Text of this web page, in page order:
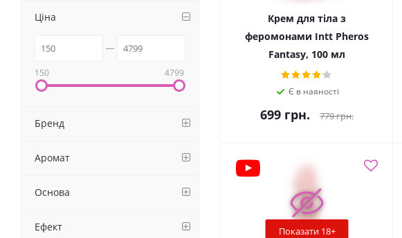
Крем для тіла з
феромонами Intt Pheros
Fantasy, 100 мл
Є в наяності
699 грн. 779грн.
Показати 18+
Ціна
150 4799
Бренд
Аромат
Основа
Ефект